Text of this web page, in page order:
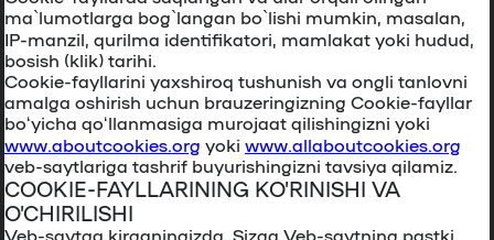
ma`lumotlarga bog`langan bo`lishi mumkin, masalan,
IP-manzil, qurilma identifikatori, mamlakat yoki hudud,
bosish (klik) tarihi.
Cookie-fayllarini yaxshiroq tushunish va ongli tanlovni
amalga oshirish uchun brauzeringizning Cookie-fayllar
boʻyicha qoʻllanmasiga murojaat qilishingizni yoki
www.aboutcookies.org yoki www.allaboutcookies.org
veb-saytlariga tashrif buyurishingizni tavsiya qilamiz.
COOKIE-FAYLLARINING KO’RINISHI VA
O’CHIRILISHI
Veb-saytga kirganingizda, Sizga Veb-saytning pastki